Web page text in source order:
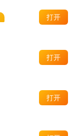
打开
打开
打开